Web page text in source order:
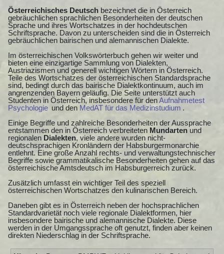
Österreichisches Deutsch bezeichnet die in Österreich
gebräuchlichen sprachlichen Besonderheiten der deutschen
Sprache und ihres Wortschatzes in der hochdeutschen
Schriftsprache. Davon zu unterscheiden sind die in Österreich
gebräuchlichen bairischen und alemannischen Dialekte.
Im österreichischen Volkswörterbuch gehen wir weiter und
bieten eine einzigartige Sammlung von Dialekten,
Austriazismen und generell wichtigen Wörtern in Österreich.
Teile des Wortschatzes der österreichischen Standardsprache
sind, bedingt durch das bairische Dialektkontinuum, auch im
angrenzenden Bayern geläufig. Die Seite unterstützt auch
Studenten in Österreich, insbesondere für denAufnahmetest
Psychologie und den MedAT für das Medizinstudium .
Einige Begriffe und zahlreiche Besonderheiten der Aussprache
entstammen den in Österreich verbreiteten Mundarten und
regionalen Dialekten, viele andere wurden nicht-
deutschsprachigen Kronländern der Habsburgermonarchie
entlehnt. Eine große Anzahl rechts- und verwaltungstechnischer
Begriffe sowie grammatikalische Besonderheiten gehen auf das
österreichische Amtsdeutsch im Habsburgerreich zurück.
Zusätzlich umfasst ein wichtiger Teil des speziell
österreichischen Wortschatzes den kulinarischen Bereich.
Daneben gibt es in Österreich neben der hochsprachlichen
Standardvarietät noch viele regionale Dialektformen, hier
insbesondere bairische und alemannische Dialekte. Diese
werden in der Umgangssprache oft genutzt, finden aber keinen
direkten Niederschlag in der Schriftsprache.